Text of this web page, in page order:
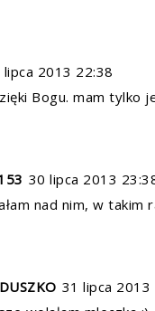
lipca 2013 22:38
Bogu. mam tylko
30 lipca 2013
nad nim, w
31 lipca 2013